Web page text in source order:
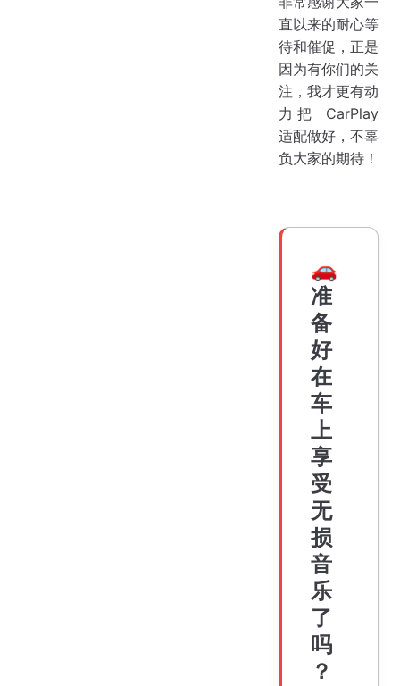
直以来的耐心等
待和催促，正是
因为有你们的关
注，我才更有动
力把 CarPlay
适配做好，不辜
负大家的期待！
🚗
准
备
好
在
车
上
享
受
无
损
音
乐
了
吗
？